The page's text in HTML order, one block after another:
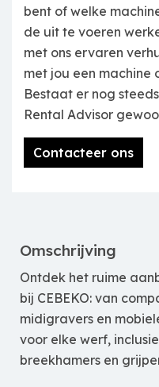
bent of welke
de uit te voeren
met ons ervaren
met jou een machine
Bestaat er nog
Rental Advisor
Contacteer ons
Omschrijving
Ontdek het ruime
bij CEBEKO: van
midigravers en
voor elke werf,
breekhamers en